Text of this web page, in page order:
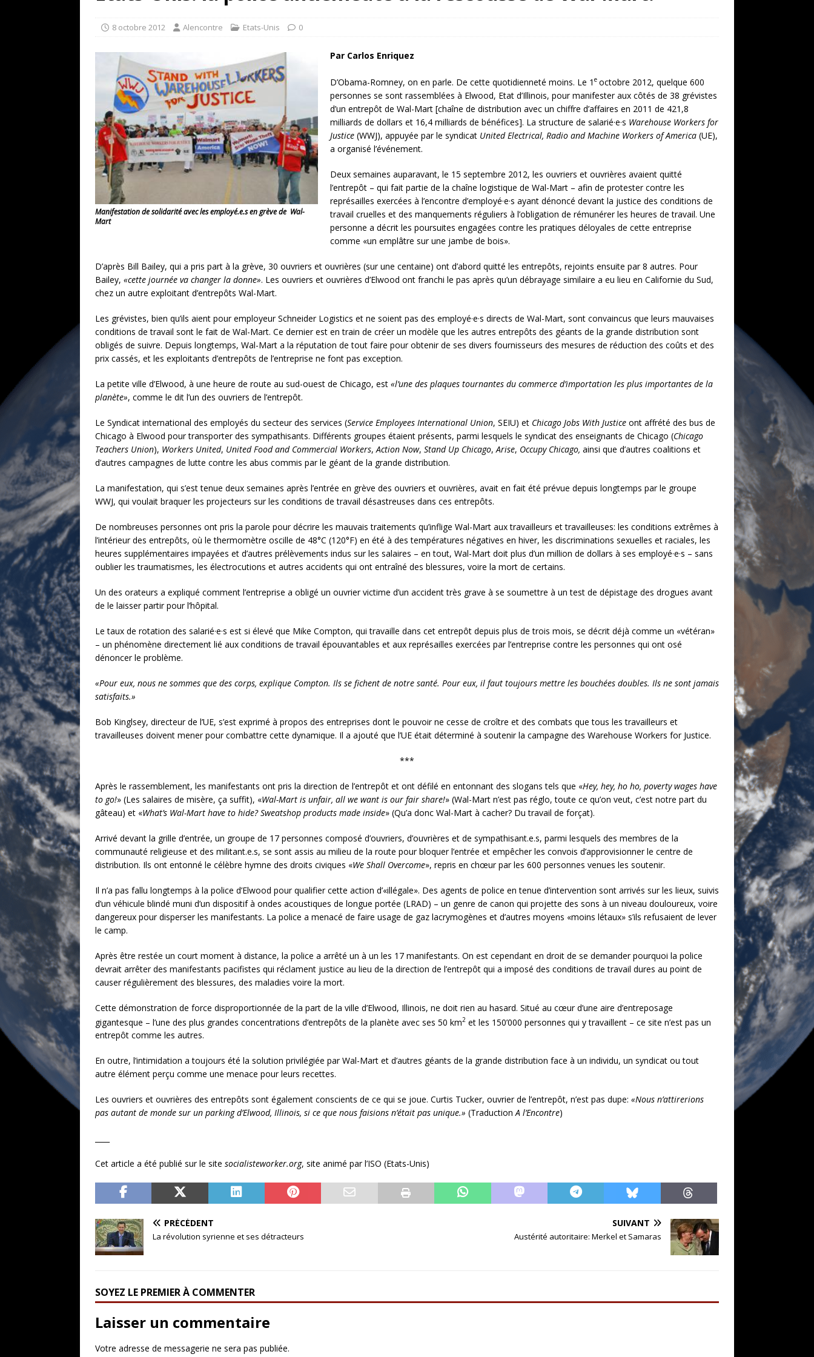
«Le discours de Trump sur la “fraude électorale” était une blague de mauvais
goût… et une menace»
ETATS-UNIS
[ 14 juin 2020 ] Brésil. Les vies noires comptent: l’urgence de la démilitarisation de la Police militaire
* LA UNE
8 octobre 2012 Alencontre Etats-Unis 0
Manifestation de solidarité avec les employé.e.s en grève de Wal-
Mart
Par Carlos Enriquez
D’Obama-Romney, on en parle. De cette quotidienneté moins. Le 1 e octobre 2012, quelque 600
personnes se sont rassemblées à Elwood, Etat d’Illinois, pour manifester aux côtés de 38 grévistes
d’un entrepôt de Wal-Mart [chaîne de distribution avec un chiffre d’affaires en 2011 de 421,8
milliards de dollars et 16,4 milliards de bénéfices]. La structure de salarié·e·s Warehouse Workers for
Justice (WWJ), appuyée par le syndicat United Electrical, Radio and Machine Workers of America (UE),
a organisé l’événement.
Deux semaines auparavant, le 15 septembre 2012, les ouvriers et ouvrières avaient quitté
l’entrepôt – qui fait partie de la chaîne logistique de Wal-Mart – afin de protester contre les
représailles exercées à l’encontre d’employé·e·s ayant dénoncé devant la justice des conditions de
travail cruelles et des manquements réguliers à l’obligation de rémunérer les heures de travail. Une
personne a décrit les poursuites engagées contre les pratiques déloyales de cette entreprise
comme «un emplâtre sur une jambe de bois».
D’après Bill Bailey, qui a pris part à la grève, 30 ouvriers et ouvrières (sur une centaine) ont d’abord quitté les entrepôts, rejoints ensuite par 8 autres. Pour
Bailey, «cette journée va changer la donne». Les ouvriers et ouvrières d’Elwood ont franchi le pas après qu’un débrayage similaire a eu lieu en Californie du Sud,
chez un autre exploitant d’entrepôts Wal-Mart.
Les grévistes, bien qu’ils aient pour employeur Schneider Logistics et ne soient pas des employé·e·s directs de Wal-Mart, sont convaincus que leurs mauvaises
conditions de travail sont le fait de Wal-Mart. Ce dernier est en train de créer un modèle que les autres entrepôts des géants de la grande distribution sont
obligés de suivre. Depuis longtemps, Wal-Mart a la réputation de tout faire pour obtenir de ses divers fournisseurs des mesures de réduction des coûts et des
prix cassés, et les exploitants d’entrepôts de l’entreprise ne font pas exception.
La petite ville d’Elwood, à une heure de route au sud-ouest de Chicago, est «l’une des plaques tournantes du commerce d’importation les plus importantes de la
planète», comme le dit l’un des ouvriers de l’entrepôt.
Le Syndicat international des employés du secteur des services (Service Employees International Union, SEIU) et Chicago Jobs With Justice ont affrété des bus de
Chicago à Elwood pour transporter des sympathisants. Différents groupes étaient présents, parmi lesquels le syndicat des enseignants de Chicago (Chicago
Teachers Union), Workers United, United Food and Commercial Workers, Action Now, Stand Up Chicago, Arise, Occupy Chicago, ainsi que d’autres coalitions et
d’autres campagnes de lutte contre les abus commis par le géant de la grande distribution.
La manifestation, qui s’est tenue deux semaines après l’entrée en grève des ouvriers et ouvrières, avait en fait été prévue depuis longtemps par le groupe
WWJ, qui voulait braquer les projecteurs sur les conditions de travail désastreuses dans ces entrepôts.
De nombreuses personnes ont pris la parole pour décrire les mauvais traitements qu’inflige Wal-Mart aux travailleurs et travailleuses: les conditions extrêmes à
l’intérieur des entrepôts, où le thermomètre oscille de 48°C (120°F) en été à des températures négatives en hiver, les discriminations sexuelles et raciales, les
heures supplémentaires impayées et d’autres prélèvements indus sur les salaires – en tout, Wal-Mart doit plus d’un million de dollars à ses employé·e·s – sans
oublier les traumatismes, les électrocutions et autres accidents qui ont entraîné des blessures, voire la mort de certains.
Un des orateurs a expliqué comment l’entreprise a obligé un ouvrier victime d’un accident très grave à se soumettre à un test de dépistage des drogues avant
de le laisser partir pour l’hôpital.
Le taux de rotation des salarié·e·s est si élevé que Mike Compton, qui travaille dans cet entrepôt depuis plus de trois mois, se décrit déjà comme un «vétéran»
– un phénomène directement lié aux conditions de travail épouvantables et aux représailles exercées par l’entreprise contre les personnes qui ont osé
dénoncer le problème.
«Pour eux, nous ne sommes que des corps, explique Compton. Ils se fichent de notre santé. Pour eux, il faut toujours mettre les bouchées doubles. Ils ne sont jamais
satisfaits.»
Bob Kinglsey, directeur de l’UE, s’est exprimé à propos des entreprises dont le pouvoir ne cesse de croître et des combats que tous les travailleurs et
travailleuses doivent mener pour combattre cette dynamique. Il a ajouté que l’UE était déterminé à soutenir la campagne des Warehouse Workers for Justice.
***
Après le rassemblement, les manifestants ont pris la direction de l’entrepôt et ont défilé en entonnant des slogans tels que «Hey, hey, ho ho, poverty wages have
to go!» (Les salaires de misère, ça suffit), «Wal-Mart is unfair, all we want is our fair share!» (Wal-Mart n’est pas réglo, toute ce qu’on veut, c’est notre part du
gâteau) et «What’s Wal-Mart have to hide? Sweatshop products made inside» (Qu’a donc Wal-Mart à cacher? Du travail de forçat).
Arrivé devant la grille d’entrée, un groupe de 17 personnes composé d’ouvriers, d’ouvrières et de sympathisant.e.s, parmi lesquels des membres de la
communauté religieuse et des militant.e.s, se sont assis au milieu de la route pour bloquer l’entrée et empêcher les convois d’approvisionner le centre de
distribution. Ils ont entonné le célèbre hymne des droits civiques «We Shall Overcome», repris en chœur par les 600 personnes venues les soutenir.
Il n’a pas fallu longtemps à la police d’Elwood pour qualifier cette action d’«illégale». Des agents de police en tenue d’intervention sont arrivés sur les lieux, suivis
d’un véhicule blindé muni d’un dispositif à ondes acoustiques de longue portée (LRAD) – un genre de canon qui projette des sons à un niveau douloureux, voire
dangereux pour disperser les manifestants. La police a menacé de faire usage de gaz lacrymogènes et d’autres moyens «moins létaux» s’ils refusaient de lever
le camp.
Après être restée un court moment à distance, la police a arrêté un à un les 17 manifestants. On est cependant en droit de se demander pourquoi la police
devrait arrêter des manifestants pacifistes qui réclament justice au lieu de la direction de l’entrepôt qui a imposé des conditions de travail dures au point de
causer régulièrement des blessures, des maladies voire la mort.
Cette démonstration de force disproportionnée de la part de la ville d’Elwood, Illinois, ne doit rien au hasard. Situé au cœur d’une aire d’entreposage
gigantesque – l’une des plus grandes concentrations d’entrepôts de la planète avec ses 50 km2 et les 150’000 personnes qui y travaillent – ce site n’est pas un
entrepôt comme les autres.
En outre, l’intimidation a toujours été la solution privilégiée par Wal-Mart et d’autres géants de la grande distribution face à un individu, un syndicat ou tout
autre élément perçu comme une menace pour leurs recettes.
Les ouvriers et ouvrières des entrepôts sont également conscients de ce qui se joue. Curtis Tucker, ouvrier de l’entrepôt, n’est pas dupe: «Nous n’attirerions
pas autant de monde sur un parking d’Elwood, Illinois, si ce que nous faisions n’était pas unique.» (TraductionA l’Encontre)
Cet article a été publié sur le site socialisteworker.org, site animé par l’ISO (Etats-Unis)
PRÉCÉDENT
La révolution syrienne et ses détracteurs
SUIVANT
Austérité autoritaire: Merkel et Samaras
SOYEZ LE PREMIER À COMMENTER
Laisser un commentaire
Votre adresse de messagerie ne sera pas publiée.